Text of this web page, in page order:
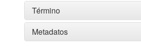
Término
Metadatos